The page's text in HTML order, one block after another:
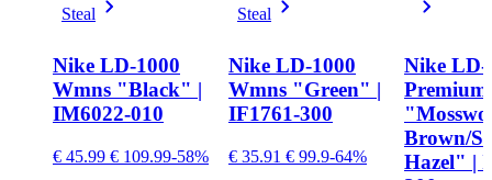
Steal
Nike LD-1000
Wmns "Black" |
IM6022-010
€ 45.99 € 109.99-58%
Steal
Nike LD-1000
Wmns "Green" |
IF1761-300
€ 35.91 € 99.9-64%
Nike LD-
Premium
Brown/
Hazel" |